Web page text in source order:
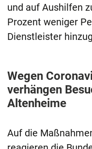
und auf Aushilfen
Prozent weniger
Dienstleister
Wegen
verhängen
Altenheime
Auf die